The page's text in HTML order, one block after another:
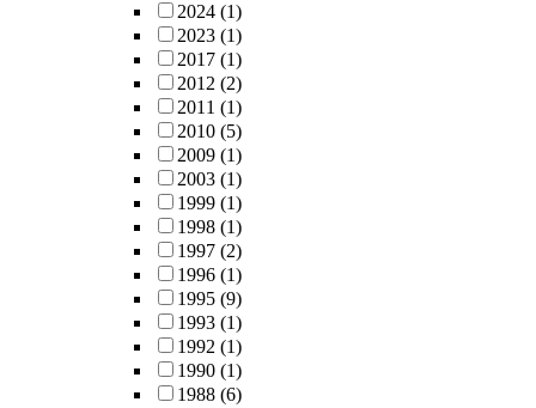
2024 (1)
2023 (1)
2017 (1)
2012 (2)
2011 (1)
2010 (5)
2009 (1)
2003 (1)
1999 (1)
1998 (1)
1997 (2)
1996 (1)
1995 (9)
1993 (1)
1992 (1)
1990 (1)
1988 (6)